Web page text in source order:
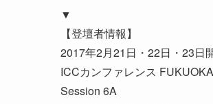
▼
【登壇者情報】
2017年2月21日・22日・23日
ICCカンファレンス
Session 6A